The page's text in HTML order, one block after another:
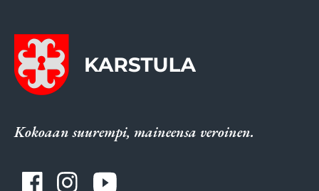
Kokoaan suurempi, maineensa veroinen.